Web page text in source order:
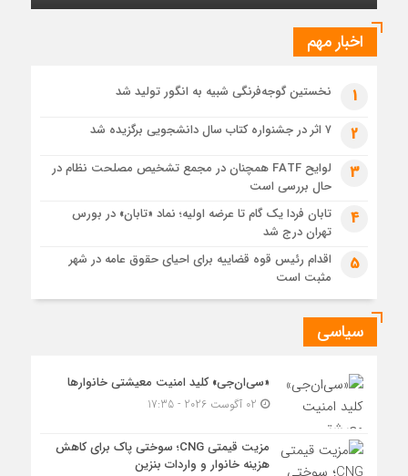
عرضه اولیه تابان فردا (بزرگترین عرضه اولیه تاریخ بورس) از
نگاهی دیگر
1 هفته قبل
حل موانع صادرات برق
اخبار مهم
1 نخستین گوجه‌فرنگی شبیه به انگور تولید شد
2 ۷ اثر در جشنواره کتاب سال دانشجویی برگزیده شد
3
لوایح FATF همچنان در مجمع تشخیص مصلحت نظام در
حال بررسی است
4
تابان فردا یک گام تا عرضه اولیه؛ نماد «تابان» در بورس
تهران درج شد
5
اقدام رئیس قوه قضاییه برای احیای حقوق عامه در شهر
مثبت است
سیاسی
«سی‌ان‌جی» کلید امنیت معیشتی خانوارها
مزیت قیمتی CNG؛ سوختی پاک برای کاهش
هزینه خانوار و واردات بنزین